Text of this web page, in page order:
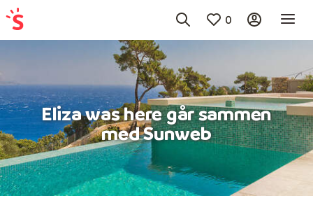
0
Eliza was here går sammen
med Sunweb